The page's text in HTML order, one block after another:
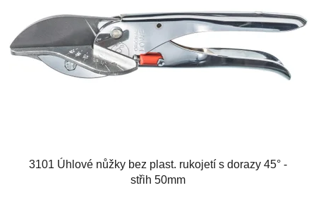
3101 Úhlové nůžky bez plast. rukojetí s dorazy 45° -
střih 50mm